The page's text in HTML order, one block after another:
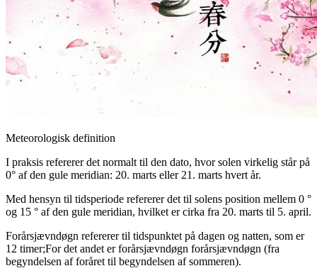
Meteorologisk definition
I praksis refererer det normalt til den dato, hvor solen virkelig står på
0° af den gule meridian: 20. marts eller 21. marts hvert år.
Med hensyn til tidsperiode refererer det til solens position mellem 0 °
og 15 ° af den gule meridian, hvilket er cirka fra 20. marts til 5. april.
Forårsjævndøgn refererer til tidspunktet på dagen og natten, som er
12 timer;For det andet er forårsjævndøgn forårsjævndøgn (fra
begyndelsen af ​​foråret til begyndelsen af ​​sommeren).